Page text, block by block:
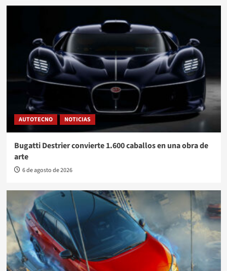
AUTOTECNO NOTICIAS
Bugatti Destrier convierte 1.600 caballos en una obra de
arte
6 de agosto de 2026